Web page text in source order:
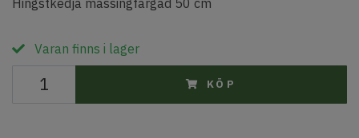
Hingstkedja mässingfärgad 50 cm
Varan finns i lager
KÖP